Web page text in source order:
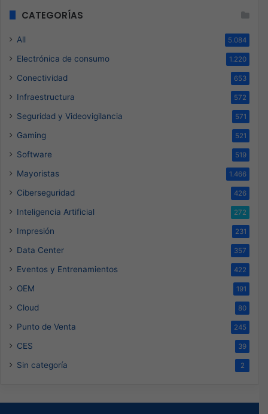
CATEGORÍAS
All 5.084
Electrónica de consumo 1.220
Conectividad 653
Infraestructura 572
Seguridad y Videovigilancia 571
Gaming 521
Software 519
Mayoristas 1.466
Ciberseguridad 426
Inteligencia Artificial 272
Impresión 231
Data Center 357
Eventos y Entrenamientos 422
OEM 191
Cloud 80
Punto de Venta 245
CES 39
Sin categoría 2